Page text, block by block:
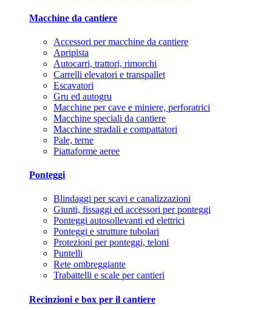
Macchine da cantiere
Accessori per macchine da cantiere
Apripista
Autocarri, trattori, rimorchi
Carrelli elevatori e transpallet
Escavatori
Gru ed autogru
Macchine per cave e miniere, perforatrici
Macchine speciali da cantiere
Macchine stradali e compattatori
Pale, terne
Piattaforme aeree
Ponteggi
Blindaggi per scavi e canalizzazioni
Giunti, fissaggi ed accessori per ponteggi
Ponteggi autosollevanti ed elettrici
Ponteggi e strutture tubolari
Protezioni per ponteggi, teloni
Puntelli
Rete ombreggiante
Trabattelli e scale per cantieri
Recinzioni e box per il cantiere